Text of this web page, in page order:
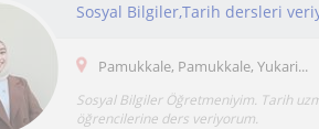
Sosyal Bilgiler,Tarih dersleri
Pamukkale, Pamukkale, Yukari...
Sosyal Bilgiler Öğretmeniyim. Tarih
öğrencilerine ders veriyorum.